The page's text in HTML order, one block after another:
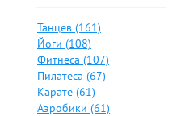
Танцев (161)
Йоги (108)
Фитнеса (107)
Пилатеса (67)
Карате (61)
Аэробики (61)